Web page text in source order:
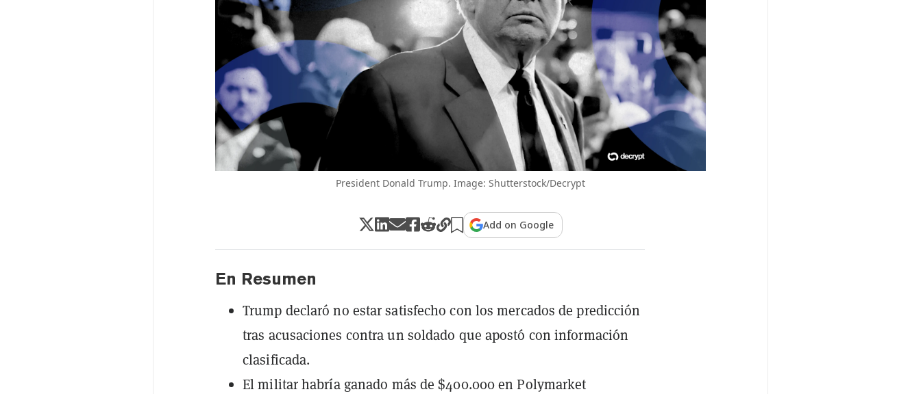
President Donald Trump. Image: Shutterstock/Decrypt
Add on Google
En Resumen
Trump declaró no estar satisfecho con los mercados de predicción
tras acusaciones contra un soldado que apostó con información
clasificada.
El militar habría ganado más de $400.000 en Polymarket